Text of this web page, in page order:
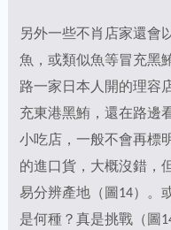
另外一些不肖店家還會
魚，或類似魚等冒充黑
路一家日本人開的理容
充東港黑鮪，還在路邊
小吃店，一般不會再標
的進口貨，大概沒錯，
易分辨產地（圖14）。
是何種？真是挑戰（圖